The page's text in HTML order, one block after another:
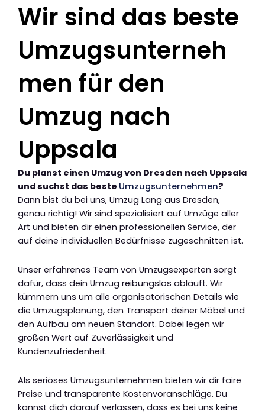
Wir sind das beste
Umzugsunterneh
men für den
Umzug nach
Uppsala
Du planst einen Umzug von Dresden nach Uppsala
und suchst das beste Umzugsunternehmen?
Dann bist du bei uns, Umzug Lang aus Dresden,
genau richtig! Wir sind spezialisiert auf Umzüge aller
Art und bieten dir einen professionellen Service, der
auf deine individuellen Bedürfnisse zugeschnitten ist.
Unser erfahrenes Team von Umzugsexperten sorgt
dafür, dass dein Umzug reibungslos abläuft. Wir
kümmern uns um alle organisatorischen Details wie
die Umzugsplanung, den Transport deiner Möbel und
den Aufbau am neuen Standort. Dabei legen wir
großen Wert auf Zuverlässigkeit und
Kundenzufriedenheit.
Als seriöses Umzugsunternehmen bieten wir dir faire
Preise und transparente Kostenvoranschläge. Du
kannst dich darauf verlassen, dass es bei uns keine